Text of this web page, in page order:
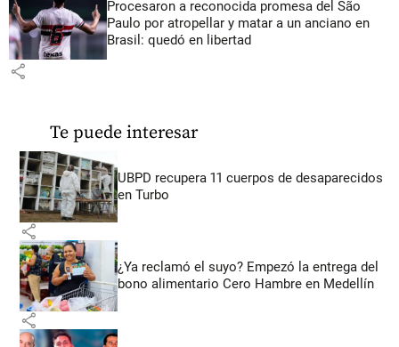
Procesaron a reconocida promesa del São
Paulo por atropellar y matar a un anciano en
Brasil: quedó en libertad
share
Te puede interesar
UBPD recupera 11 cuerpos de desaparecidos
en Turbo
share
¿Ya reclamó el suyo? Empezó la entrega del
bono alimentario Cero Hambre en Medellín
share